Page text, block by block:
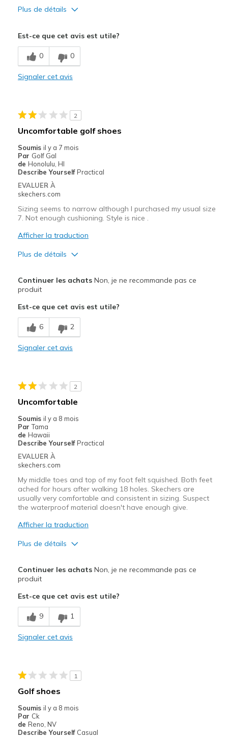
Plus de détails
Design séduisant
Les meilleures utilisations
Taille
Largeur
Trop étroites
Est-ce que cet avis est utile?
0 0
Signaler cet avis
2
Uncomfortable golf shoes
Soumis il y a 7 mois
Par Golf Gal
de Honolulu, HI
Describe Yourself Practical
EVALUER À
skechers.com
Sizing seems to narrow although I purchased my usual size
7. Not enough cushioning. Style is nice .
Afficher la traduction
Plus de détails
Durable
Le contre
Need Break In
Poor Cushioning
Sizing
Feels half size too small
View On Shoes
Shoes are for Wearing
Continuer les achatsNon, je ne recommande pas ce
produit
Est-ce que cet avis est utile?
6 2
Signaler cet avis
2
Uncomfortable
Soumis il y a 8 mois
Par Tama
de Hawaii
Describe Yourself Practical
EVALUER À
skechers.com
My middle toes and top of my foot felt squished. Both feet
ached for hours after walking 18 holes. Skechers are
usually very comfortable and consistent in sizing. Suspect
the waterproof material doesn't have enough give.
Afficher la traduction
Plus de détails
Poor Cushioning
Width
Feels too narrow
Sizing
View On Shoes
Continuer les achatsNon, je ne recommande pas ce
produit
Est-ce que cet avis est utile?
9 1
Signaler cet avis
1
Golf shoes
Soumis il y a 8 mois
Par Ck
de Reno, NV
Describe Yourself Casual